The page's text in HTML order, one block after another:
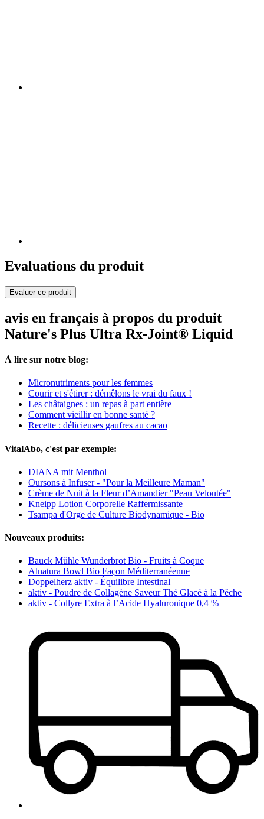
Evaluations du produit
Evaluer ce produit
avis en français à propos du produit
Nature's Plus Ultra Rx-Joint® Liquid
À lire sur notre blog:
Micronutriments pour les femmes
Courir et s'étirer : démêlons le vrai du faux !
Les châtaignes : un repas à part entière
Comment vieillir en bonne santé ?
Recette : délicieuses gaufres au cacao
VitalAbo, c'est par exemple:
DIANA mit Menthol
Oursons à Infuser - "Pour la Meilleure Maman"
Crème de Nuit à la Fleur d’Amandier "Peau Veloutée"
Kneipp Lotion Corporelle Raffermissante
Tsampa d'Orge de Culture Biodynamique - Bio
Nouveaux produits:
Bauck Mühle Wunderbrot Bio - Fruits à Coque
Alnatura Bowl Bio Façon Méditerranéenne
Doppelherz aktiv - Équilibre Intestinal
aktiv - Poudre de Collagène Saveur Thé Glacé à la Pêche
aktiv - Collyre Extra à l’Acide Hyaluronique 0,4 %